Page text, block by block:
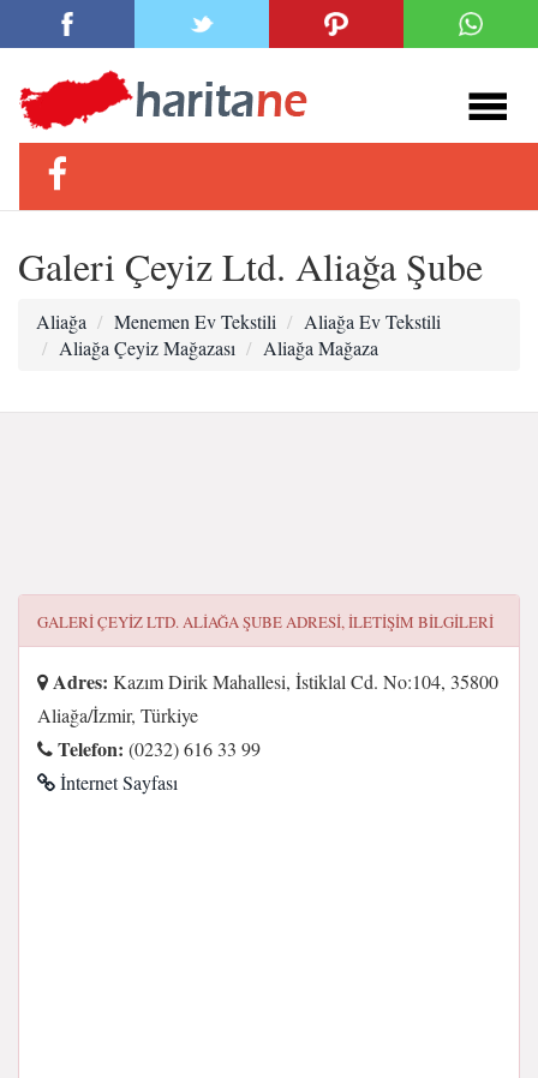
Galeri Çeyiz Ltd. Aliağa Şube
Aliağa Menemen Ev Tekstili
Aliağa Ev Tekstili
Aliağa Çeyiz Mağazası
Aliağa Mağaza
GALERI ÇEYIZ LTD. ALIAĞA ŞUBEADRESI, ILETIŞIM BILGILERI
Adres: Kazım Dirik Mahallesi, İstiklal Cd. No:104, 35800
Aliağa/İzmir, Türkiye
Telefon: (0232) 616 33 99
İnternet Sayfası